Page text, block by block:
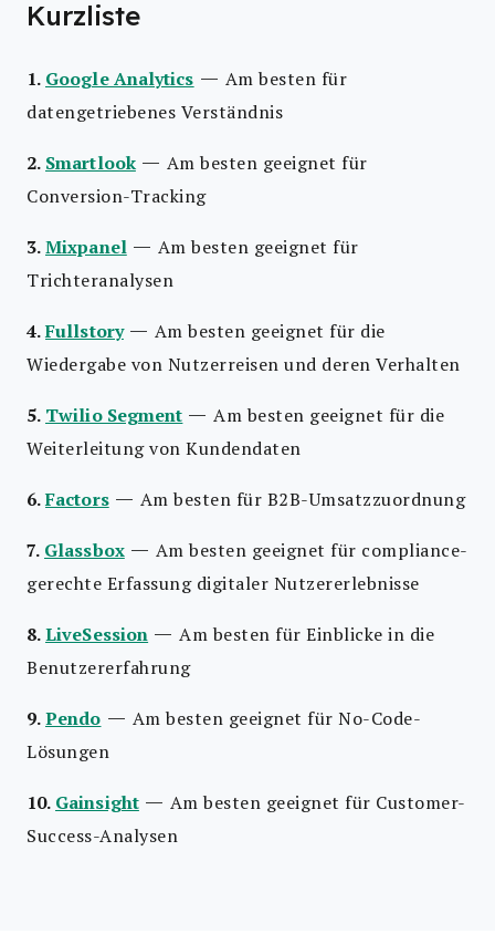
Kurzliste
1. Google Analytics — Am besten für
datengetriebenes Verständnis
2. Smartlook — Am besten geeignet für
Conversion-Tracking
3.Mixpanel — Am besten geeignet für
Trichteranalysen
4.Fullstory — Am besten geeignet für die
Wiedergabe von Nutzerreisen und deren Verhalten
5. Twilio Segment —Am besten geeignet für die
Weiterleitung von Kundendaten
6.Factors — Am besten für B2B-Umsatzzuordnung
7. Glassbox — Am besten geeignet für compliance-
gerechte Erfassung digitaler Nutzererlebnisse
8.LiveSession —Am besten für Einblicke in die
Benutzererfahrung
9.Pendo — Am besten geeignet für No-Code-
Lösungen
10. Gainsight — Am besten geeignet für Customer-
Success-Analysen